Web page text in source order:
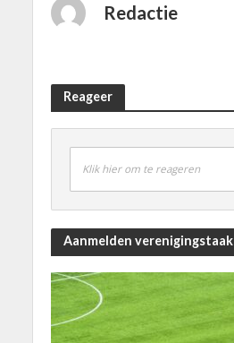
Redactie
Reageer
Klik hier om te reageren
Aanmelden verenigingstaak